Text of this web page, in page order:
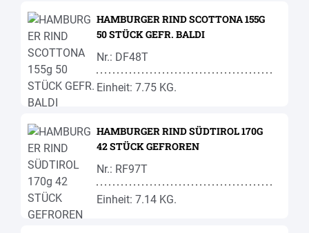
HAMBURGER RIND SCOTTONA 155G
50 STÜCK GEFR. BALDI
Nr.: DF48T
Einheit: 7.75 KG.
HAMBURGER RIND SÜDTIROL 170G
42 STÜCK GEFROREN
Nr.: RF97T
Einheit: 7.14 KG.